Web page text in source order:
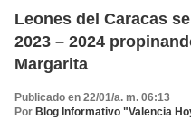
Leones del Caracas
2023 – 2024
Margarita
Publicado en 22/01/a. m. 06:13
Por Blog Informativo "Valencia